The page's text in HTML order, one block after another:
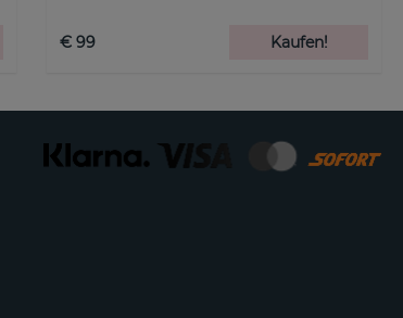
€ 99 Kaufen!